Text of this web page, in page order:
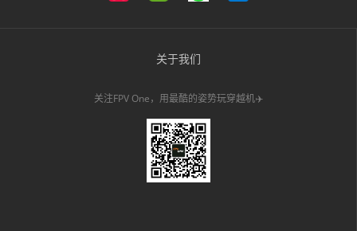
关于我们
关注FPV One，用最酷的姿势玩穿越机✈️